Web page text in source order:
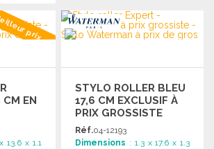
Demander un devis
prix
EN
13.6 x 1.1
STYLO ROLLER BLEU
17,6 CM EXCLUSIF À
PRIX GROSSISTE
Réf.04-12193
Dimensions : 1.3 x 17.6 x 1.3